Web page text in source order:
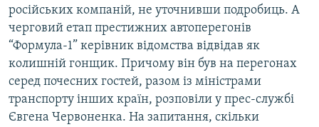
російських компаній, не уточнивши подробиць. А
черговий етап престижних автоперегонів
“Формула-1” керівник відомства відвідав як
колишній гонщик. Причому він був на перегонах
серед почесних гостей, разом із міністрами
транспорту інших країн, розповіли у прес-службі
Євгена Червоненка. На запитання, скільки